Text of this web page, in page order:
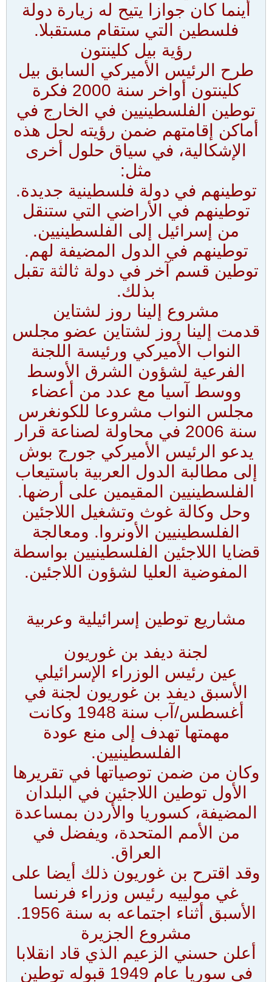
أينما كان جوازا يتيح له زيارة دولة
فلسطين التي ستقام مستقبلا.
رؤية بيل كلينتون
طرح الرئيس الأميركي السابق بيل
كلينتون أواخر سنة 2000 فكرة
توطين الفلسطينيين في الخارج في
أماكن إقامتهم ضمن رؤيته لحل هذه
الإشكالية، في سياق حلول أخرى
مثل:
توطينهم في دولة فلسطينية جديدة.
توطينهم في الأراضي التي ستنقل
من إسرائيل إلى الفلسطينيين.
توطينهم في الدول المضيفة لهم.
توطين قسم آخر في دولة ثالثة تقبل
بذلك.
مشروع إلينا روز لشتاين
قدمت إلينا روز لشتاين عضو مجلس
النواب الأميركي ورئيسة اللجنة
الفرعية لشؤون الشرق الأوسط
ووسط آسيا مع عدد من أعضاء
مجلس النواب مشروعا للكونغرس
سنة 2006 في محاولة لصناعة قرار
يدعو الرئيس الأميركي جورج بوش
إلى مطالبة الدول العربية باستيعاب
الفلسطينيين المقيمين على أرضها.
وحل وكالة غوث وتشغيل اللاجئين
الفلسطينيين الأونروا. ومعالجة
قضايا اللاجئين الفلسطينيين بواسطة
المفوضية العليا لشؤون اللاجئين.
مشاريع توطين إسرائيلية وعربية
لجنة ديفد بن غوريون
عين رئيس الوزراء الإسرائيلي
الأسبق ديفد بن غوريون لجنة في
أغسطس/آب سنة 1948 وكانت
مهمتها تهدف إلى منع عودة
الفلسطينيين.
وكان من ضمن توصياتها في تقريرها
الأول توطين اللاجئين في البلدان
المضيفة، كسوريا والأردن بمساعدة
من الأمم المتحدة، ويفضل في
العراق.
وقد اقترح بن غوريون ذلك أيضا على
غي مولييه رئيس وزراء فرنسا
الأسبق أثناء اجتماعه به سنة 1956.
مشروع الجزيرة
أعلن حسني الزعيم الذي قاد انقلابا
في سوريا عام 1949 قبوله توطين